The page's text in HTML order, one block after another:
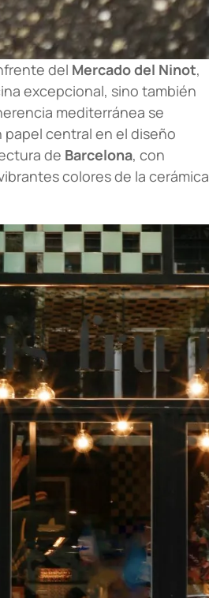
del Mercado del Ninot,
excepcional, sino también
mediterránea se
central en el diseño
de Barcelona, con
colores de la cerámica